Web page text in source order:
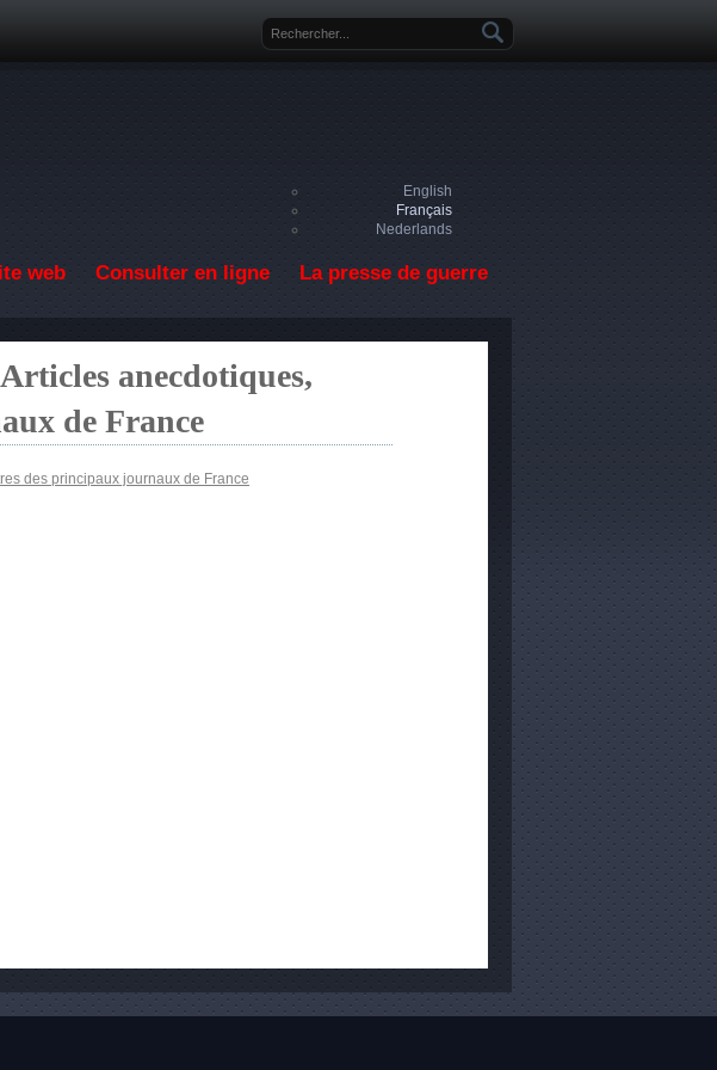
Formulaire de recherche
English
Français
Nederlands
web Consulter en ligne La presse de guerre
anecdotiques,
de France
des principaux journaux de France